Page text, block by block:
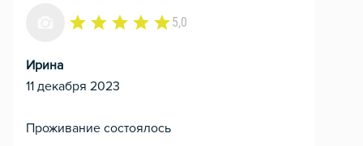
5,0
Ирина
11 декабря 2023
Проживание состоялось